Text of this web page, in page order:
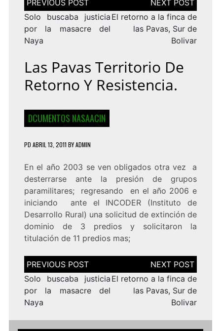
de
entradas
Solo buscaba justicia
por la masacre del
Naya
El retorno a la finca de
las Pavas, Sur de
Bolivar
Las Pavas Territorio De
Retorno Y Resistencia.
DCUMENTOS NASAACIN
PD ABRIL 13, 2011 BYADMIN
En el año 2003 se ven obligados otra vez a
desterrarse ante la presión de grupos
paramilitares; regresando en el año 2006 e
iniciando ante el INCODER (Instituto de
Desarrollo Rural) una solicitud de extinción de
dominio de 3 predios y solicitaron la
titulación de 11 predios mas;
Navegación
de
entradas
Solo buscaba justicia
por la masacre del
Naya
El retorno a la finca de
las Pavas, Sur de
Bolivar